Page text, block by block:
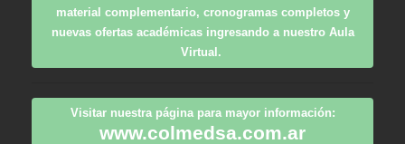
material complementario, cronogramas completos y
nuevas ofertas académicas ingresando a nuestro Aula
Virtual.
Visitar nuestra página para mayor información:
www.colmedsa.com.ar